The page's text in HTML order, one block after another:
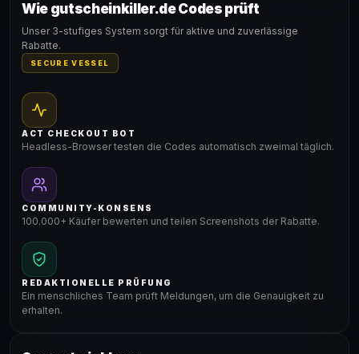
Gültig für teilnehmende Produkte
Wie gutscheinkiller.de Codes prüft
Unser 3-stufiges System sorgt für aktive und zuverlässige
Rabatte.
SECURE VESSEL
ACT CHECKOUT BOT
Headless-Browser testen die Codes automatisch zweimal täglich.
COMMUNITY-KONSENS
100.000+ Käufer bewerten und teilen Screenshots der Rabatte.
REDAKTIONELLE PRÜFUNG
Ein menschliches Team prüft Meldungen, um die Genauigkeit zu
erhalten.